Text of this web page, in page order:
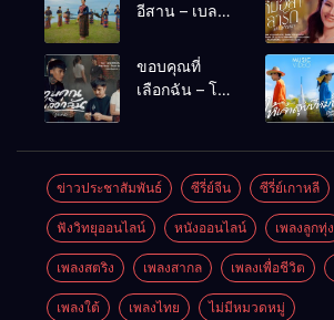
อีสาน – เบลล์
[COVER
VERSION]
ขอบคุณที่
เลือกฉัน – โต๋
ข่าวประชาสัมพันธ์ ซีรี่ย์จีน ซีรี่ย์เกาหลี
ฟังวิทยุออนไลน์ หนังออนไลน์ เพลงลูกทุ่ง
เพลงสตริง เพลงสากล เพลงเพื่อชีวิต
เพลงใต้ เพลงไทย ไม่มีหมวดหมู่